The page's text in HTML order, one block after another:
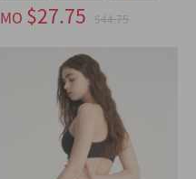
MO $27.75 $44.75